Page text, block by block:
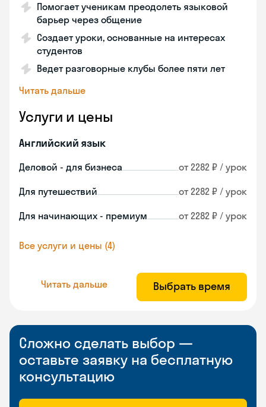
Помогает ученикам преодолеть языковой
барьер через общение
Создает уроки, основанные на интересах
студентов
Ведет разговорные клубы более пяти лет
Читать дальше
Услуги и цены
Английский язык
Деловой - для бизнеса от 2282 ₽ / урок
Для путешествий от 2282 ₽ / урок
Для начинающих - премиум от 2282 ₽ / урок
Все услуги и цены (4)
Читать дальше Выбрать время
Сложно сделать выбор —
оставьте заявку на бесплатную
консультацию